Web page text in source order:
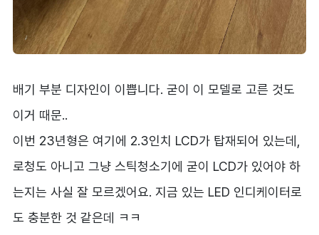
배기 부분 디자인이 이쁩니다. 굳이 이 모델로 고른 것도
이거 때문..
이번 23년형은 여기에 2.3인치 LCD가 탑재되어 있는데,
로청도 아니고 그냥 스틱청소기에 굳이 LCD가 있어야 하
는지는 사실 잘 모르겠어요. 지금 있는 LED 인디케이터로
도 충분한 것 같은데 ㅋㅋ